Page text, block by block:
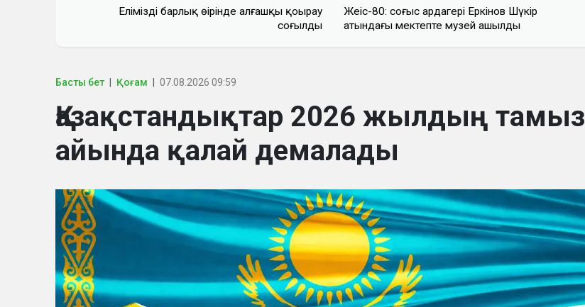
Еліміздің барлық өңірінде алғашқы қоңырау
соғылды
Жеңіс-80: соғыс ардагері Еркінов Шүкір
атындағы мектепте музей ашылды
Басты бет Қоғам 07.08.2026 09:59
Қазақстандықтар 2026 жылдың тамыз
айында қалай демалады